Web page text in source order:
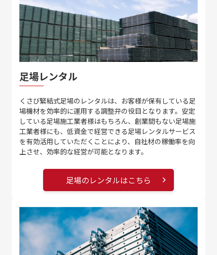
足場レンタル
くさび緊結式足場のレンタルは、お客様が保有している足
場機材を効率的に運用する調整弁の役目となります。安定
している足場施工業者様はもちろん、創業間もない足場施
工業者様にも、低資金で経営できる足場レンタルサービス
を有効活用していただくことにより、自社材の稼働率を向
上させ、効率的な経営が可能となります。
足場のレンタルはこちら